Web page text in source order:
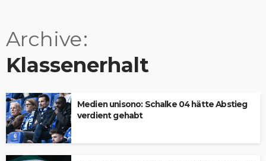
Archive
Klassenerhalt
Medien unisono: Schalke 04 hätte Abstieg
verdient gehabt